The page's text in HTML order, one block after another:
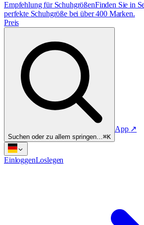
Empfehlung für SchuhgrößenFinden Sie in
perfekte Schuhgröße bei über 400 Marken.
Preis
Suchen oder zu allem springen…⌘K
App ↗
EinloggenLoslegen